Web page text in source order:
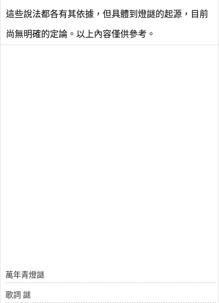
這些說法都各有其依據，但具體到燈謎的起源，目前
尚無明確的定論。以上內容僅供參考。
萬年青燈謎
歌詞 謎